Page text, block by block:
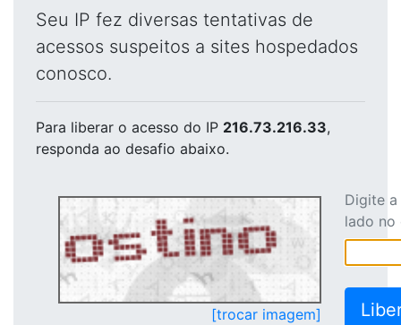
Seu IP fez diversas tentativas de
acessos suspeitos a sites hospedados
conosco.
Para liberar o acesso do IP 216.73.216.33,
responda ao desafio abaixo.
[trocar imagem]
Digite
lado no